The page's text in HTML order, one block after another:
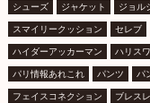
シューズ ジャケット ジョル
スマイリークッション セレブ
ハイダーアッカーマン ハリス
パリ情報あれこれ パンツ パ
フェイスコネクション ブレス